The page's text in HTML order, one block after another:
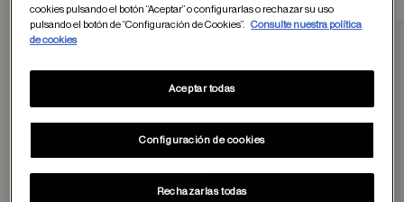
cookies pulsando el botón “Aceptar” o configurarlas o rechazar su uso
pulsando el botón de “Configuración de Cookies”.
Consulte nuestra política
de cookies
Configuración de cookies
Rechazarlas todas
Aceptar todas